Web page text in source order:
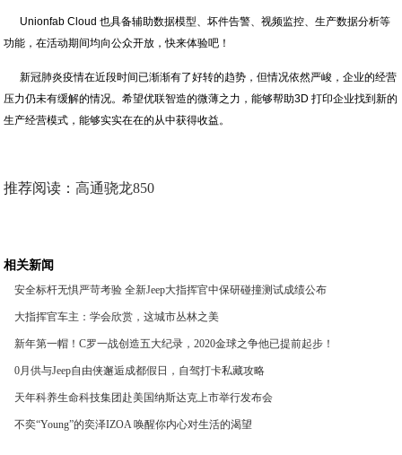
Unionfab Cloud 也具备辅助数据模型、坏件告警、视频监控、生产数据分析等
功能，在活动期间均向公众开放，快来体验吧！
新冠肺炎疫情在近段时间已渐渐有了好转的趋势，但情况依然严峻，企业的经营
压力仍未有缓解的情况。希望优联智造的微薄之力，能够帮助3D 打印企业找到新的
生产经营模式，能够实实在在的从中获得收益。
推荐阅读：高通骁龙850
相关新闻
安全标杆无惧严苛考验 全新Jeep大指挥官中保研碰撞测试成绩公布
大指挥官车主：学会欣赏，这城市丛林之美
新年第一帽！C罗一战创造五大纪录，2020金球之争他已提前起步！
0月供与Jeep自由侠邂逅成都假日，自驾打卡私藏攻略
天年科养生命科技集团赴美国纳斯达克上市举行发布会
不奕“Young”的奕泽IZOA 唤醒你内心对生活的渴望